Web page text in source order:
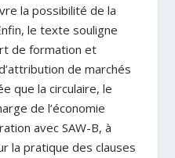
la possibilité de la
le texte souligne
de formation et
de marchés
que la circulaire, le
de l’économie
avec SAW-B, à
la pratique des clauses